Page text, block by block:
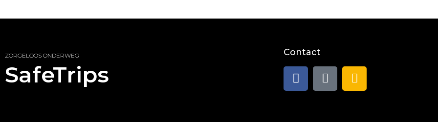
ZORGELOOS ONDERWEG
SafeTrips
Contact